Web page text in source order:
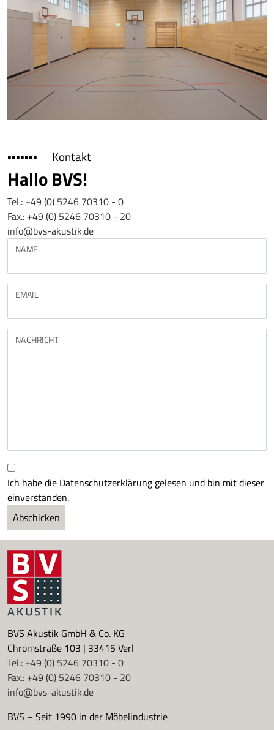
▪▪▪▪▪▪▪ Kontakt
Hallo BVS!
Tel.: +49 (0) 5246 70310 - 0
Fax.: +49 (0) 5246 70310 - 20
info@bvs-akustik.de
NAME
EMAIL
NACHRICHT
Ich habe die Datenschutzerklärung gelesen und bin mit dieser
einverstanden.
Abschicken
BVS Akustik GmbH & Co. KG
Chromstraße 103 | 33415 Verl
Tel.: +49 (0) 5246 70310 - 0
Fax.: +49 (0) 5246 70310 - 20
info@bvs-akustik.de
BVS – Seit 1990 in der Möbelindustrie